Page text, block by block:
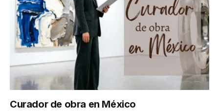
Curador de obra en México